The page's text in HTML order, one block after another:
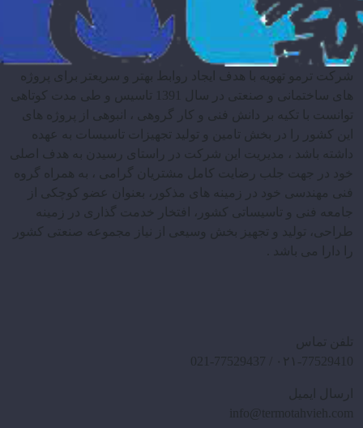
شرکت ترمو تهویه با هدف ایجاد روابط بهتر و سریعتر برای پروژه
های ساختمانی و صنعتی در سال 1391 تاسیس و طی مدت کوتاهی
توانست با تکیه بر دانش فنی و کار گروهی ، انبوهی از پروژه های
این کشور را در بخش تامین و تولید تجهیزات تاسیسات به عهده
داشته باشد ، مدیریت این شرکت در راستای رسیدن به هدف اصلی
خود در جهت جلب رضایت کامل مشتریان گرامی ، به همراه گروه
فنی مهندسی خود در زمینه های مذکور، بعنوان عضو کوچکی از
جامعه فنی و تاسیساتی کشور، افتخار خدمت گذاری در زمینه
طراحی، تولید و تجهیز بخش وسیعی از نیاز مجموعه صنعتی کشور
را دارا می باشد .
تلفن تماس
۰۲۱-77529410 / 021-77529437
ارسال ایمیل
info@termotahvieh.com